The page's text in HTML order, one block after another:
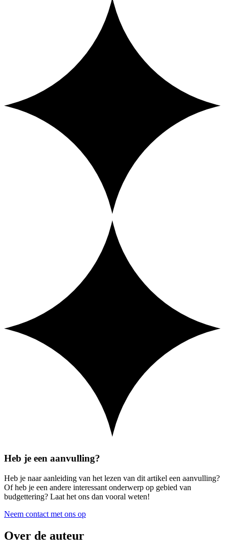
Heb je een aanvulling?
Heb je naar aanleiding van het lezen van dit artikel een aanvulling?
Of heb je een andere interessant onderwerp op gebied van
budgettering? Laat het ons dan vooral weten!
Neem contact met ons op
Over de auteur